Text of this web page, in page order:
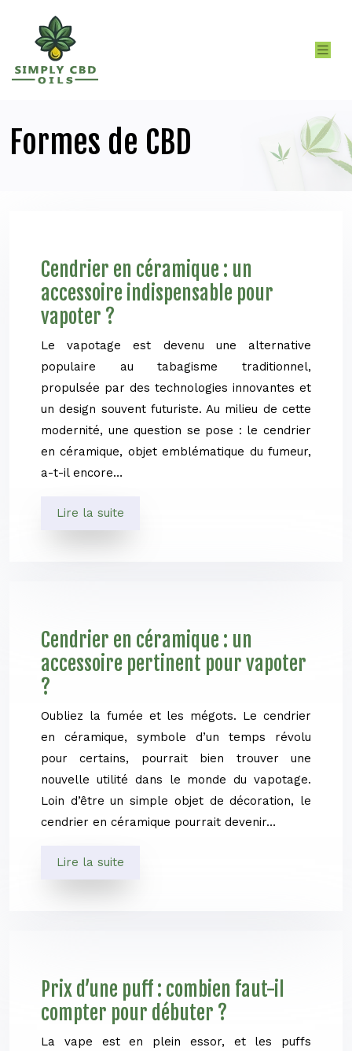
Formes de CBD
Cendrier en céramique : un
accessoire indispensable pour
vapoter ?
Le vapotage est devenu une alternative
populaire au tabagisme traditionnel,
propulsée par des technologies innovantes et
un design souvent futuriste. Au milieu de cette
modernité, une question se pose : le cendrier
en céramique, objet emblématique du fumeur,
a-t-il encore…
Lire la suite
Cendrier en céramique : un
accessoire pertinent pour vapoter
?
Oubliez la fumée et les mégots. Le cendrier
en céramique, symbole d’un temps révolu
pour certains, pourrait bien trouver une
nouvelle utilité dans le monde du vapotage.
Loin d’être un simple objet de décoration, le
cendrier en céramique pourrait devenir…
Lire la suite
Prix d’une puff : combien faut-il
compter pour débuter ?
La vape est en plein essor, et les puffs